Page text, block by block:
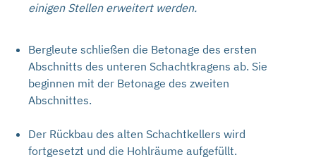
einigen Stellen erweitert werden.
Bergleute schließen die Betonage des ersten
Abschnitts des unteren Schachtkragens ab. Sie
beginnen mit der Betonage des zweiten
Abschnittes.
Der Rückbau des alten Schachtkellers wird
fortgesetzt und die Hohlräume aufgefüllt.